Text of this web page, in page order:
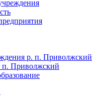
р. п. Приволжский
Приволжский